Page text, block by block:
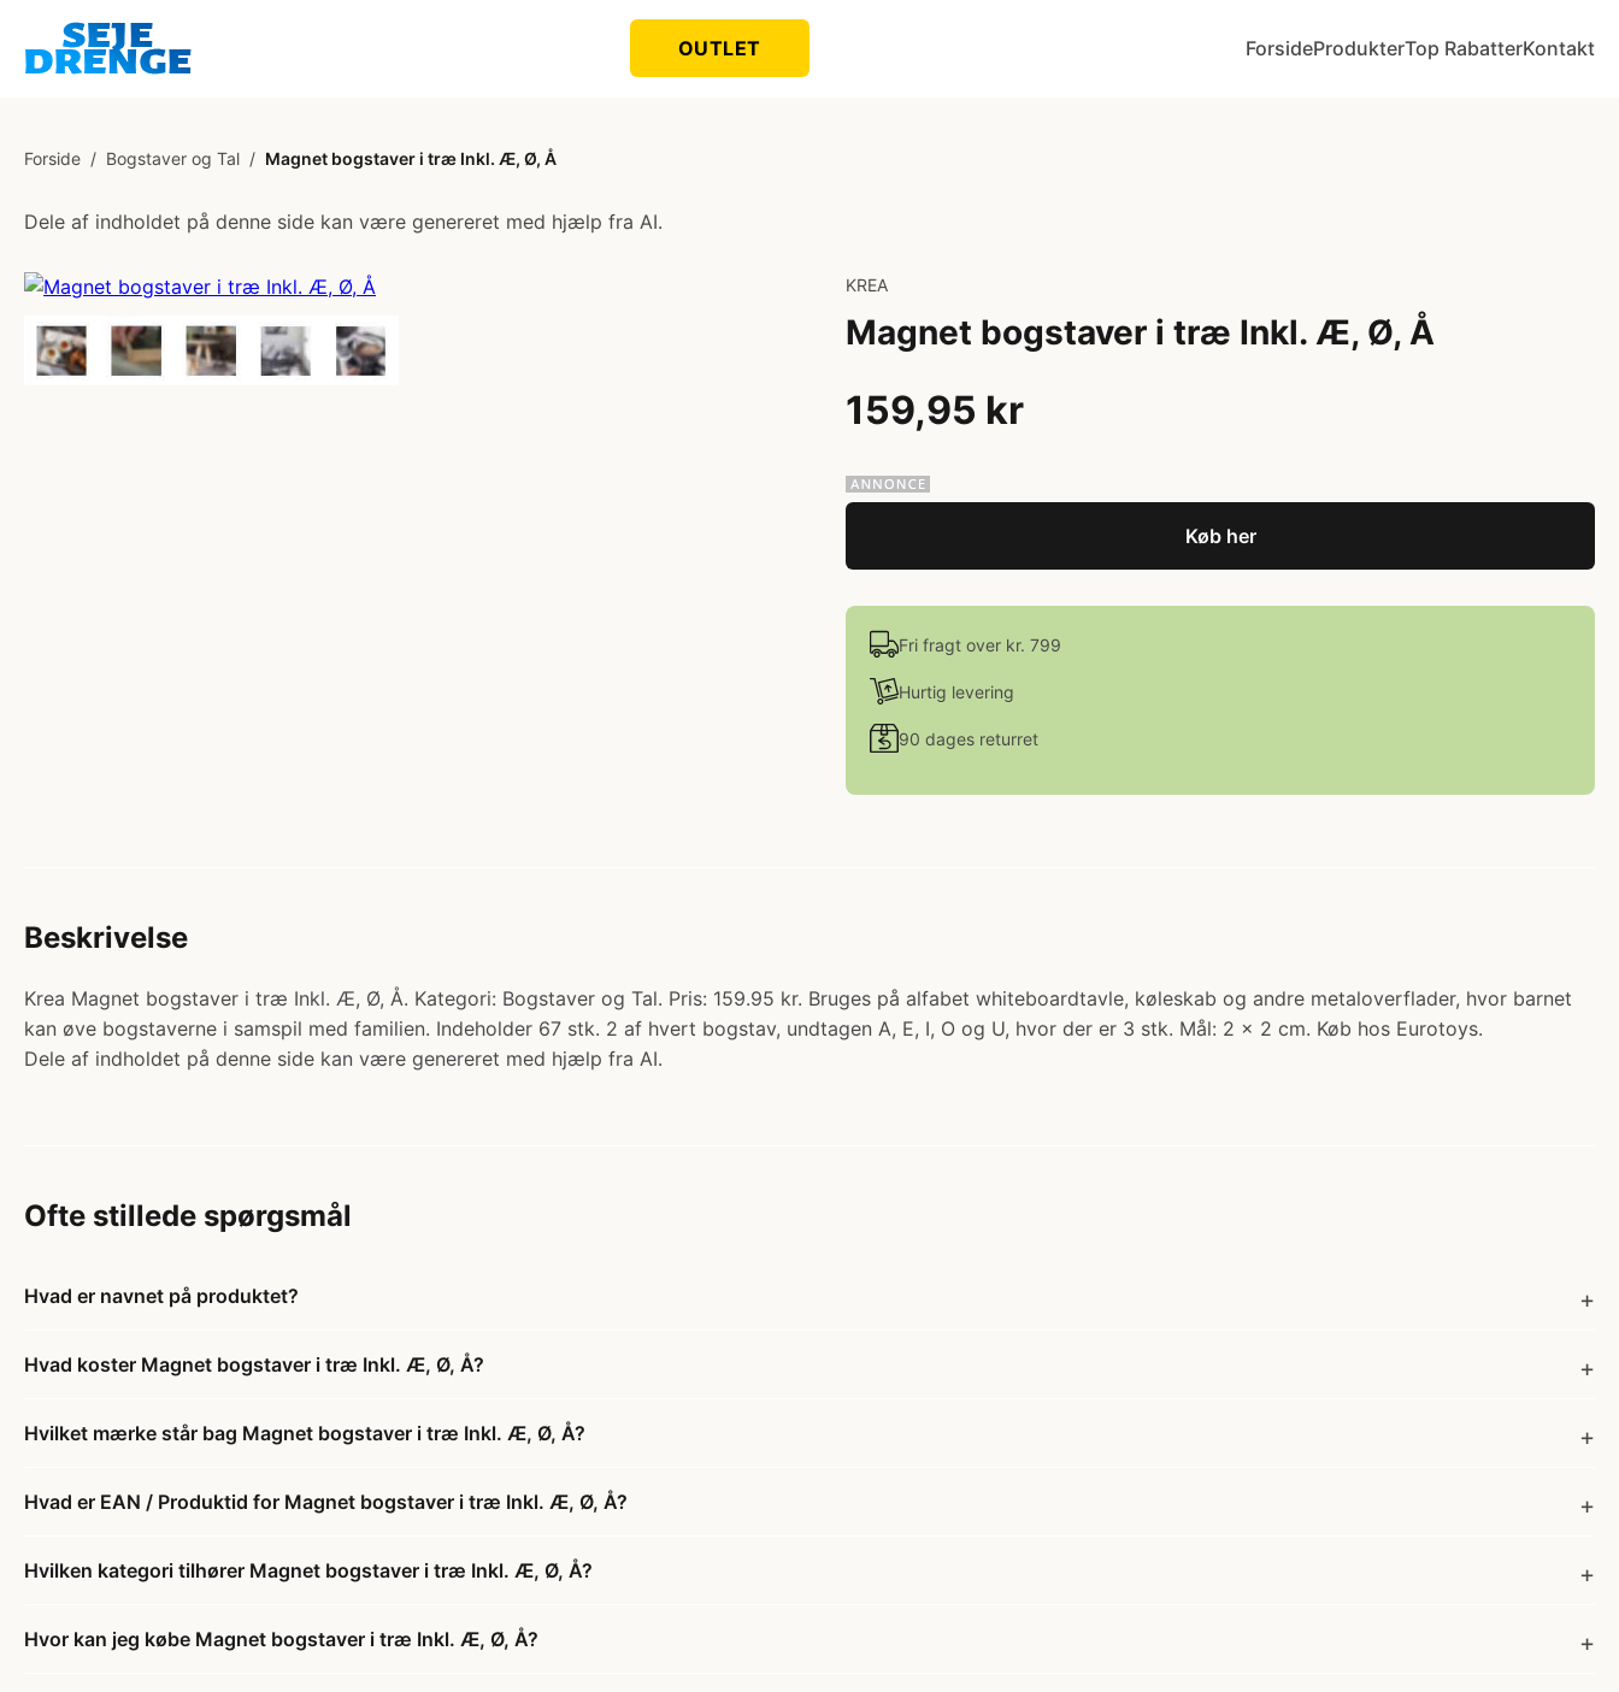
OUTLET ForsideProdukterTop RabatterKontakt
Forside / Bogstaver og Tal / Magnet bogstaver i træ Inkl. Æ, Ø, Å
Dele af indholdet på denne side kan være genereret med hjælp fra AI.
KREA
Magnet bogstaver i træ Inkl. Æ, Ø, Å
159,95 kr
Køb her
Fri fragt over kr. 799
Hurtig levering
90 dages returret
Beskrivelse
Krea Magnet bogstaver i træ Inkl. Æ, Ø, Å. Kategori: Bogstaver og Tal. Pris: 159.95 kr. Bruges på alfabet whiteboardtavle, køleskab og andre metaloverflader, hvor barnet
kan øve bogstaverne i samspil med familien. Indeholder 67 stk. 2 af hvert bogstav, undtagen A, E, I, O og U, hvor der er 3 stk. Mål: 2 x 2 cm. Køb hos Eurotoys.
Dele af indholdet på denne side kan være genereret med hjælp fra AI.
Ofte stillede spørgsmål
Hvad er navnet på produktet?
Hvad koster Magnet bogstaver i træ Inkl. Æ, Ø, Å?
Hvilket mærke står bag Magnet bogstaver i træ Inkl. Æ, Ø, Å?
Hvad er EAN / Produktid for Magnet bogstaver i træ Inkl. Æ, Ø, Å?
Hvilken kategori tilhører Magnet bogstaver i træ Inkl. Æ, Ø, Å?
Hvor kan jeg købe Magnet bogstaver i træ Inkl. Æ, Ø, Å?